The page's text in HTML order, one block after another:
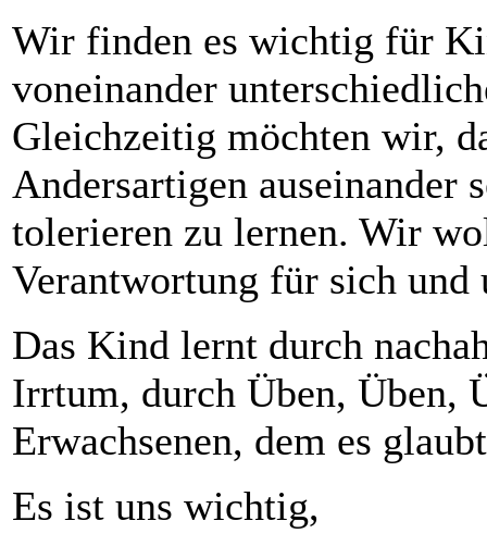
Wir finden es wichtig für
voneinander
Gleichzeitig möchten wir,
Andersartigen auseinander
tolerieren zu lernen. Wir
Verantwortung für sich und
Das Kind lernt durch
Irrtum, durch Üben, Üben,
Erwachsenen, dem es
Es ist uns wichtig,